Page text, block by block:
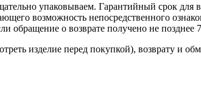
упаковываем. Гарантийный срок для
возможность непосредственного
обращение о возврате получено не позднее
изделие перед покупкой), возврату и